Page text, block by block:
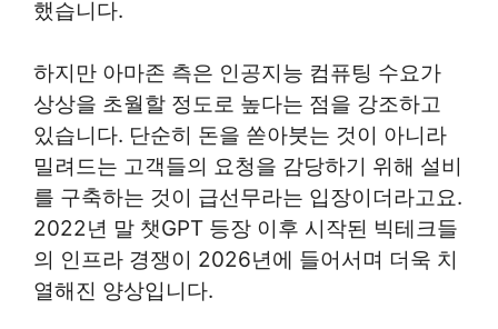
했습니다.
하지만 아마존 측은 인공지능 컴퓨팅 수요가
상상을 초월할 정도로 높다는 점을 강조하고
있습니다. 단순히 돈을 쏟아붓는 것이 아니라
밀려드는 고객들의 요청을 감당하기 위해 설비
를 구축하는 것이 급선무라는 입장이더라고요.
2022년 말 챗GPT 등장 이후 시작된 빅테크들
의 인프라 경쟁이 2026년에 들어서며 더욱 치
열해진 양상입니다.